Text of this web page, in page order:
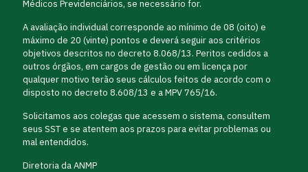
Médicos Previdenciários, se necessário for.
A avaliação individual corresponde ao mínimo de 08 (oito) e
máximo de 20 (vinte) pontos e deverá seguir aos critérios
objetivos descritos no decreto 8.068/13. Peritos cedidos a
outros órgãos, em cargos de gestão ou em licença por
qualquer motivo terão seus cálculos feitos de acordo com o
disposto no decreto 8.608/13 e a MPV 765/16.
Solicitamos aos colegas que acessem o sistema, consultem
seus SST e se atentem aos prazos para evitar problemas ou
mal entendidos.
Diretoria da ANMP